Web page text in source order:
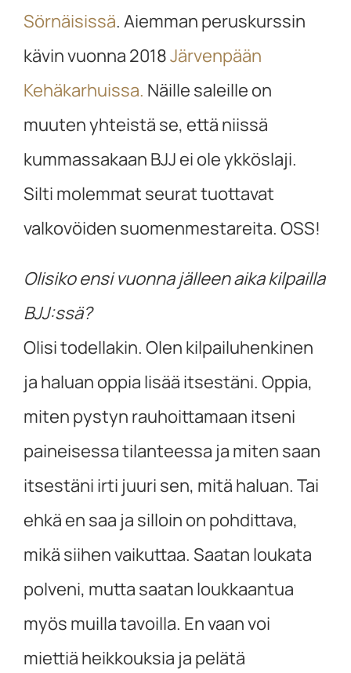
Sörnäisissä. Aiemman peruskurssin
kävin vuonna 2018Järvenpään
Kehäkarhuissa. Näille saleille on
muuten yhteistä se, että niissä
kummassakaan BJJ ei ole ykköslaji.
Silti molemmat seurat tuottavat
valkovöiden suomenmestareita. OSS!
Olisiko ensi vuonna jälleen aika kilpailla
BJJ:ssä?
Olisi todellakin. Olen kilpailuhenkinen
ja haluan oppia lisää itsestäni. Oppia,
miten pystyn rauhoittamaan itseni
paineisessa tilanteessa ja miten saan
itsestäni irti juuri sen, mitä haluan. Tai
ehkä en saa ja silloin on pohdittava,
mikä siihen vaikuttaa. Saatan loukata
polveni, mutta saatan loukkaantua
myös muilla tavoilla. En vaan voi
miettiä heikkouksia ja pelätä